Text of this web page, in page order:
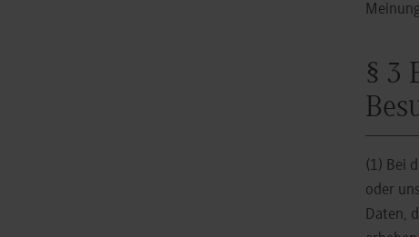
§ 3
(1) Bei
oder
Daten,